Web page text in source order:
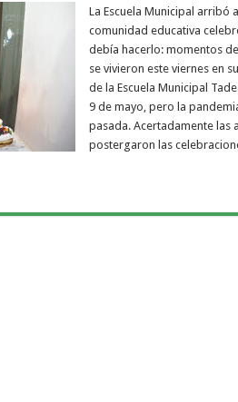
La Escuela Municipal arribó
comunidad educativa
debía hacerlo: momentos
se vivieron este viernes en
de la Escuela Municipal
9 de mayo, pero la
pasada. Acertadamente las
postergaron las